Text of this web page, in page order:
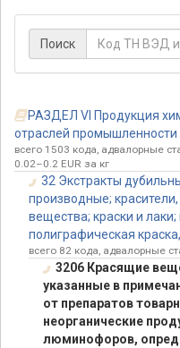
Поиск
РАЗДЕЛ VI Продукция
отраслей промышленности
всего 1503 кода, адвалорные
0.02–0.2 EUR за кг
32 Экстракты
производные;
вещества; краски и
полиграфическая
всего 82 кода, адвалорные
3206 Красящие
указанные в
от препаратов
неорганические
люминофоров,